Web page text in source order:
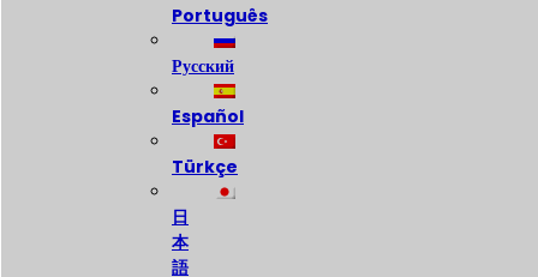
Português
Русский
Español
Türkçe
日
本
語